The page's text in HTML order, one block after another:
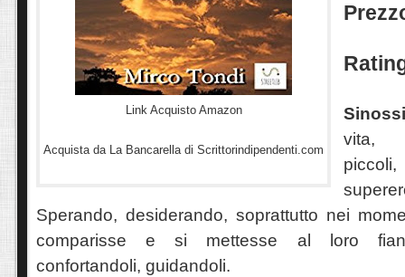
Link Acquisto Amazon
Acquista da La Bancarella di Scrittorindipendenti.com
vita,
Sperando, desiderando, soprattutto nei
comparisse e si mettesse al loro
confortandoli, guidandoli.